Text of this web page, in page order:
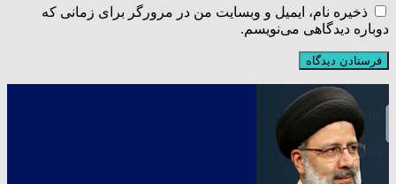
ذخیره نام، ایمیل و وبسایت من در مرورگر برای زمانی که
دوباره دیدگاهی می‌نویسم.